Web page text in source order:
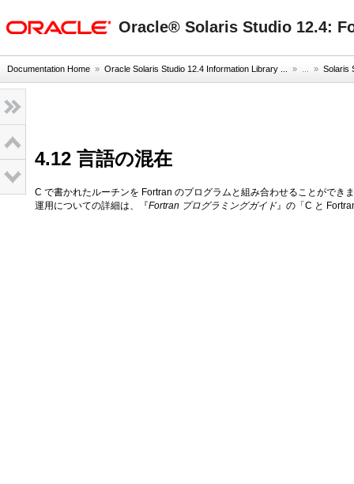
Oracle® Solaris Studio 12.4:
Documentation Home » Oracle Solaris Studio 12.4 Information Library ... » ... » Solaris
4.12 言語の混在
C で書かれたルーチンを Fortran のプログラムと組み合わせることがで
運用についての詳細は、『Fortran プログラミングガイド』の「C と